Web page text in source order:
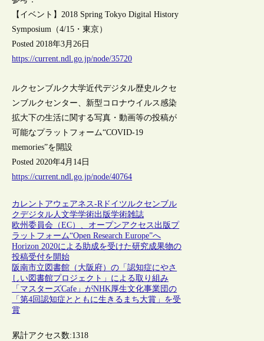
【イベント】2018 Spring Tokyo Digital History
Symposium（4/15・東京）
Posted 2018年3月26日
https://current.ndl.go.jp/node/35720
ルクセンブルク大学近代デジタル歴史ルクセ
ンブルクセンター、新型コロナウイルス感染
拡大下の生活に関する写真・動画等の投稿が
可能なプラットフォーム“COVID-19
memories”を開設
Posted 2020年4月14日
https://current.ndl.go.jp/node/40764
カレントアウェアネス-Rドイツルクセンブル
クデジタル人文学学術出版学術雑誌
欧州委員会（EC）、オープンアクセス出版プ
ラットフォーム“Open Research Europe”へ
Horizon 2020による助成を受けた研究成果物の
投稿受付を開始
阪南市立図書館（大阪府）の「認知症にやさ
しい図書館プロジェクト」による取り組み
「マスターズCafe」がNHK厚生文化事業団の
「第4回認知症とともに生きるまち大賞」を受
賞
累計アクセス数:1318